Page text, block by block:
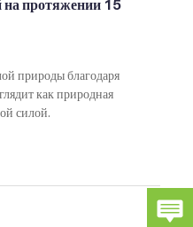
протяжении 15
природы благодаря
как природная
силой.